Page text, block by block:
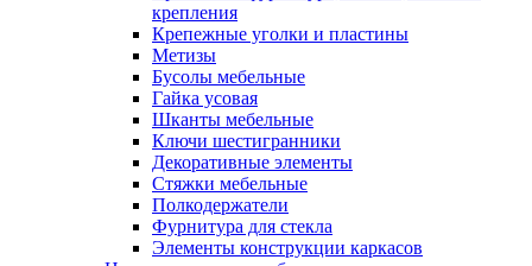
крепления
Крепежные уголки и пластины
Метизы
Бусолы мебельные
Гайка усовая
Шканты мебельные
Ключи шестигранники
Декоративные элементы
Стяжки мебельные
Полкодержатели
Фурнитура для стекла
Элементы конструкции каркасов